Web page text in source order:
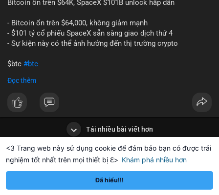
<3 Trang web này sử dụng cookie để đảm bảo bạn có được trải
nghiệm tốt nhất trên mọi thiết bị ℇ> Khám phá nhiều hơn
Đã hiểu!!!
$1,913.51 +2.42% Solana $74.05 -0.03%
Bitcoin ổn trên $64K, SpaceX $101B unlock hấp dẫn
- Bitcoin ổn trên $64,000, không giảm mạnh
- $101 tỷ cổ phiếu SpaceX sẵn sàng giao dịch thứ 4
- Sự kiện này có thể ảnh hưởng đến thị trường crypto
$btc #btc
#vlikevn
📰 Nguồn: CoinDesk
Đọc thêm
Tải nhiều bài viết hơn